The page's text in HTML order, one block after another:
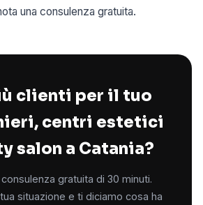
una consulenza gratuita.
clienti per il tuo
centri estetici
salon a Catania?
gratuita di 30 minuti.
situazione e ti diciamo cosa ha